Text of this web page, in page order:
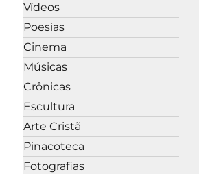
Vídeos
Poesias
Cinema
Músicas
Crônicas
Escultura
Arte Cristã
Pinacoteca
Fotografias